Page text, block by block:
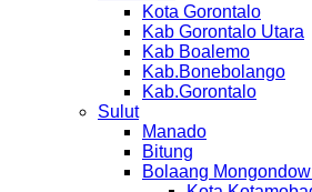
Kota Gorontalo
Kab Gorontalo Utara
Kab Boalemo
Kab.Bonebolango
Kab.Gorontalo
Sulut
Manado
Bitung
Bolaang